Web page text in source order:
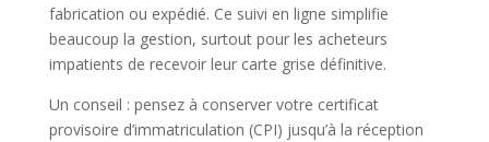
fabrication ou expédié. Ce suivi en ligne simplifie
beaucoup la gestion, surtout pour les acheteurs
impatients de recevoir leur carte grise définitive.
Un conseil : pensez à conserver votre certificat
provisoire d’immatriculation (CPI) jusqu’à la réception